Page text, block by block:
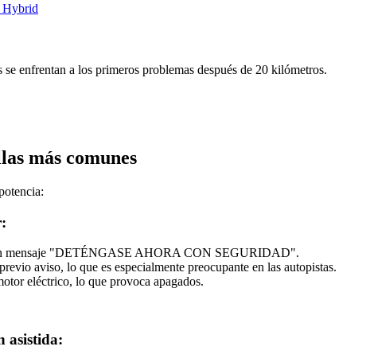
enfrentan a los primeros problemas después de 20 kilómetros.
más comunes
mensaje "DETÉNGASE AHORA CON SEGURIDAD".
aviso, lo que es especialmente preocupante en las autopistas.
eléctrico, lo que provoca apagados.
asistida: